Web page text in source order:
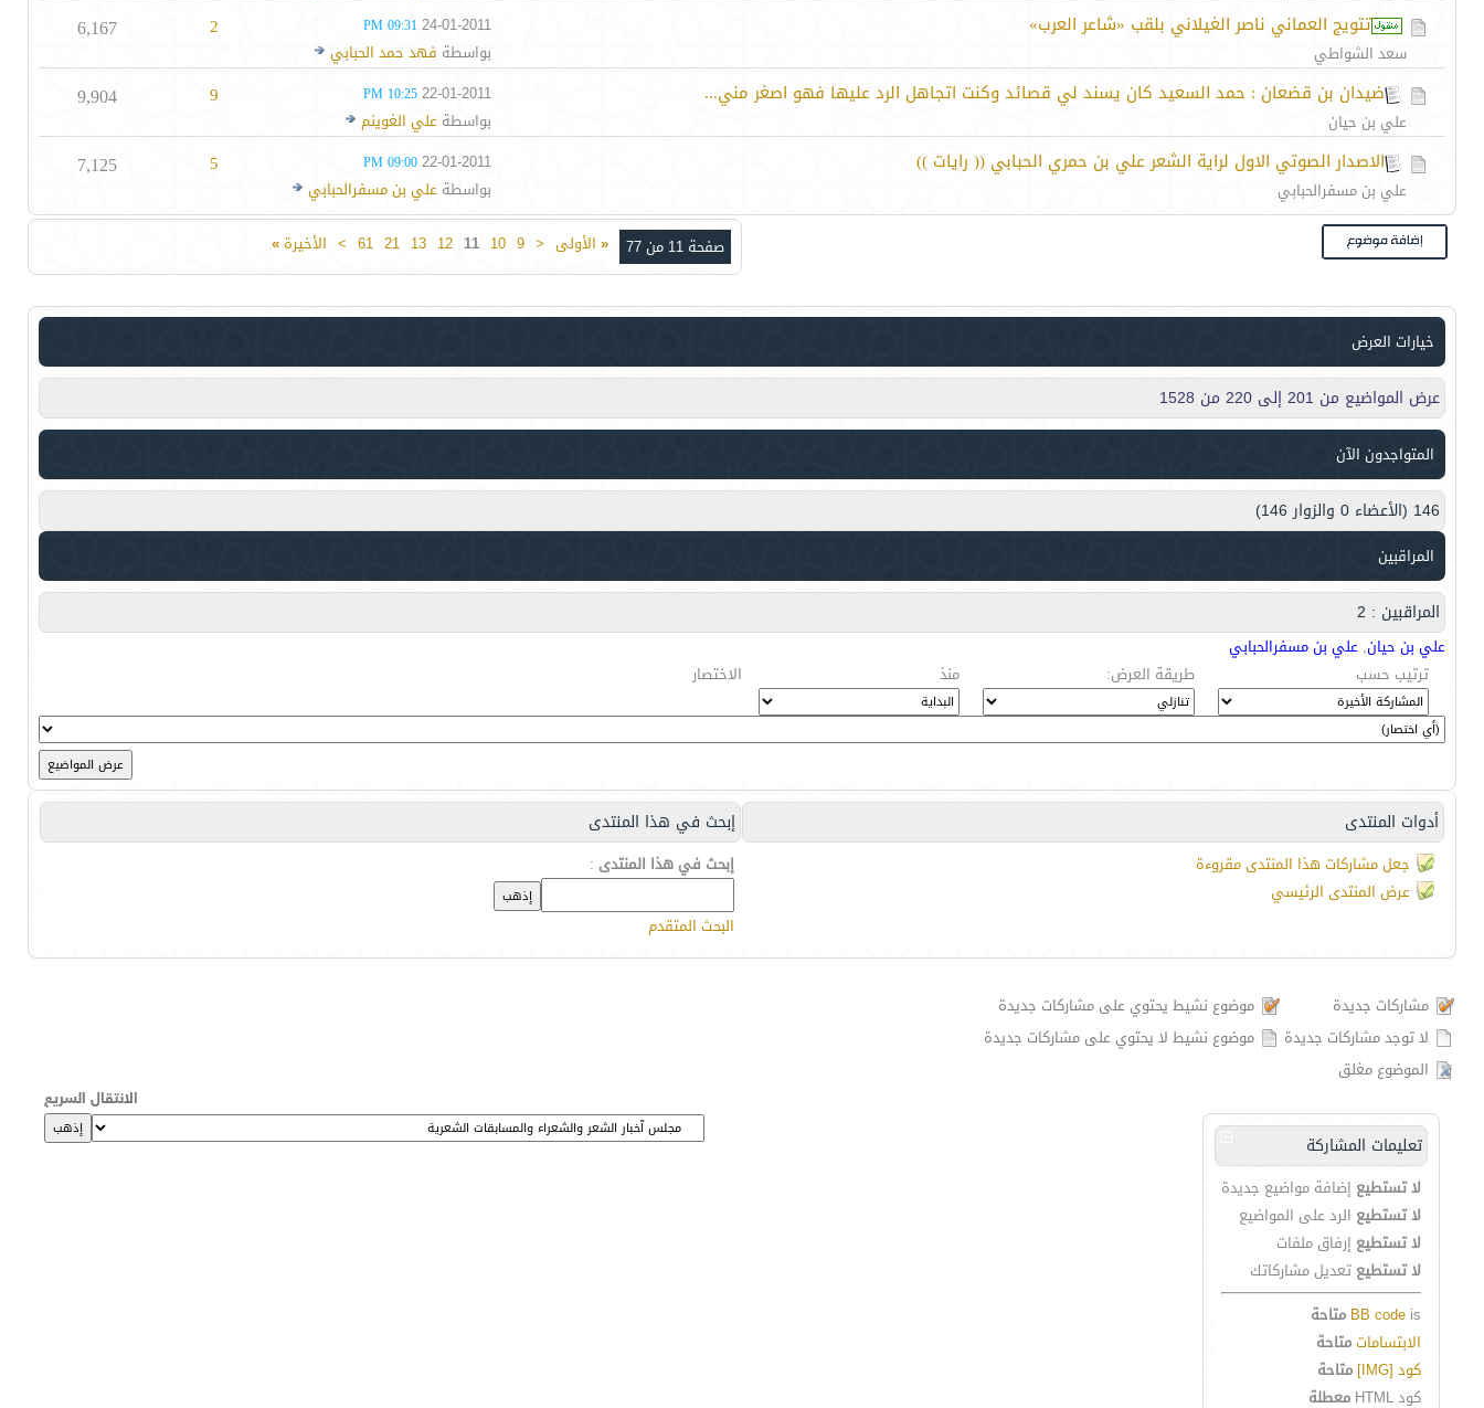
تتويج العماني ناصر الغيلاني بلقب «شاعر العرب»
سعد الشواطي
24-01-2011
09:31 PM
بواسطة فهد حمد الحبابي
2
6,167
ضيدان بن قضعان : حمد السعيد كان يسند لي قصائد وكنت اتجاهل الرد عليها فهو اصغر مني...
علي بن حيان
22-01-2011
10:25 PM
بواسطةعلي الغوينم
9
9,904
الاصدار الصوتي الاول لراية الشعر علي بن حمري الحبابي (( رايات ))
علي بن مسفرالحبابي
22-01-2011
09:00 PM
بواسطةعلي بن مسفرالحبابي
5
7,125
صفحة 11 من 77 « الأولى <
9
10
11
12
13
21
61
> الأخيرة»
خيارات العرض
عرض المواضيع من 201 إلى 220 من 1528
المتواجدون الآن
146 (الأعضاء 0 والزوار 146)
المراقبين
المراقبين : 2
علي بن حيان, علي بن مسفرالحبابي
ترتيب حسب
طريقة العرض: منذ الاختصار
أدوات المنتدى إبحث في هذا المنتدى
جعل مشاركات هذا المنتدى مقروءة
عرض المنتدى الرئيسي
إبحث في هذا المنتدى :
البحث المتقدم
مشاركات جديدة
موضوع نشيط يحتوي على مشاركات جديدة
لا توجد مشاركات جديدة
موضوع نشيط لا يحتوي على مشاركات جديدة
الموضوع مغلق
تعليمات المشاركة
لا تستطيع إضافة مواضيع جديدة
لا تستطيع الرد على المواضيع
لا تستطيع إرفاق ملفات
لا تستطيع تعديل مشاركاتك
BB code is
متاحة
الابتساماتمتاحة
كود [IMG]
متاحة
كود HTML
معطلة
الانتقال السريع